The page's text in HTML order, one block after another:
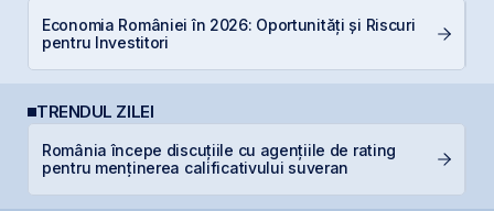
Economia României în 2026: Oportunități și Riscuri
pentru Investitori
TRENDUL ZILEI
România începe discuțiile cu agențiile de rating
pentru menținerea calificativului suveran